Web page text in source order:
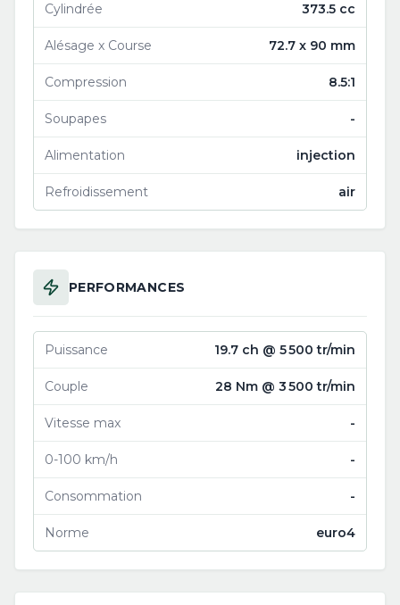
Cylindrée 373.5 cc
Alésage x Course 72.7 x 90 mm
Compression 8.5:1
Soupapes -
Alimentation injection
Refroidissement air
PERFORMANCES
Puissance 19.7 ch @ 5 500 tr/min
Couple 28 Nm @ 3 500 tr/min
Vitesse max -
0-100 km/h -
Consommation -
Norme euro4